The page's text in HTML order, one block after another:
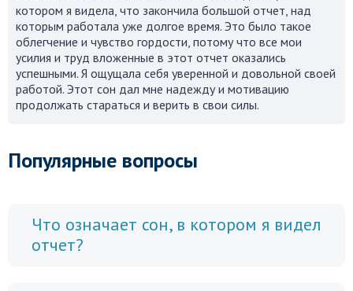
котором я видела, что закончила большой отчет, над
которым работала уже долгое время. Это было такое
облегчение и чувство гордости, потому что все мои
усилия и труд вложенные в этот отчет оказались
успешными. Я ощущала себя уверенной и довольной своей
работой. Этот сон дал мне надежду и мотивацию
продолжать стараться и верить в свои силы.
Популярные вопросы
Что означает сон, в котором я видел
отчет?